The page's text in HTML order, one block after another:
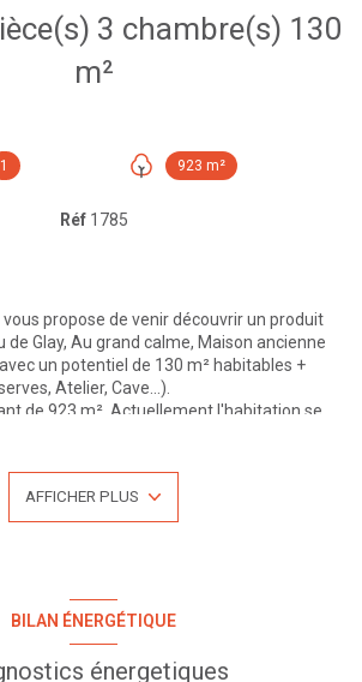
m²
1 923 m²
Réf 1785
vous propose de venir découvrir un produit
de Glay, Au grand calme, Maison ancienne
un potentiel de 130 m² habitables +
Atelier, Cave...).
de 923 m². Actuellement l'habitation se
un grenier, une pièce réserve et un
cave, rangement. Le terrain est arboré et
en pierres dorées.
LYON EXTRAMUROS votre agence au
AFFICHER PLUS
BILAN ÉNERGÉTIQUE
énergetiques